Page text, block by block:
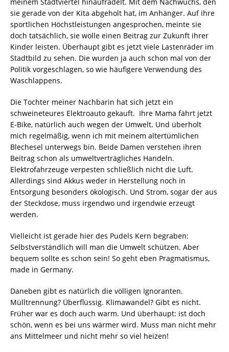
sie gerade von der Kita abgeholt hat, im Anhänger. Auf ihre
sportlichen Höchstleistungen angesprochen, meinte sie
doch tatsächlich, sie wolle einen Beitrag zur Zukunft ihrer
Kinder leisten. Überhaupt gibt es jetzt viele Lastenräder im
Stadtbild zu sehen. Die wurden ja auch schon mal von der
Politik vorgeschlagen, so wie häufigere Verwendung des
Waschlappens.
Die Tochter meiner Nachbarin hat sich jetzt ein
schweineteures Elektroauto gekauft. Ihre Mama fährt jetzt
E-Bike, natürlich auch wegen der Umwelt. Und überholt
mich regelmäßig, wenn ich mit meinem altertümlichen
Blechesel unterwegs bin. Beide Damen verstehen ihren
Beitrag schon als umweltverträgliches Handeln.
Elektrofahrzeuge verpesten schließlich nicht die Luft.
Allerdings sind Akkus weder in Herstellung noch in
Entsorgung besonders ökologisch. Und Strom, sogar der aus
der Steckdose, muss irgendwo und irgendwie erzeugt
werden.
Vielleicht ist gerade hier des Pudels Kern begraben:
Selbstverständlich will man die Umwelt schützen. Aber
bequem sollte es schon sein! So geht eben Pragmatismus,
made in Germany.
Daneben gibt es natürlich die völligen Ignoranten.
Mülltrennung? Überflüssig. Klimawandel? Gibt es nicht.
Früher war es doch auch warm. Und überhaupt: ist doch
schön, wenn es bei uns wärmer wird. Muss man nicht mehr
ans Mittelmeer und nicht mehr so viel heizen!